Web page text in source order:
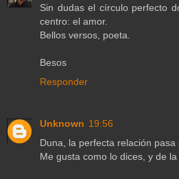
Sin dudas el círculo perfecto
centro: el amor.
Bellos versos, poeta.
Besos
Responder
Unknown 19:56
Duna, la perfecta relación
Me gusta como lo dices, y de